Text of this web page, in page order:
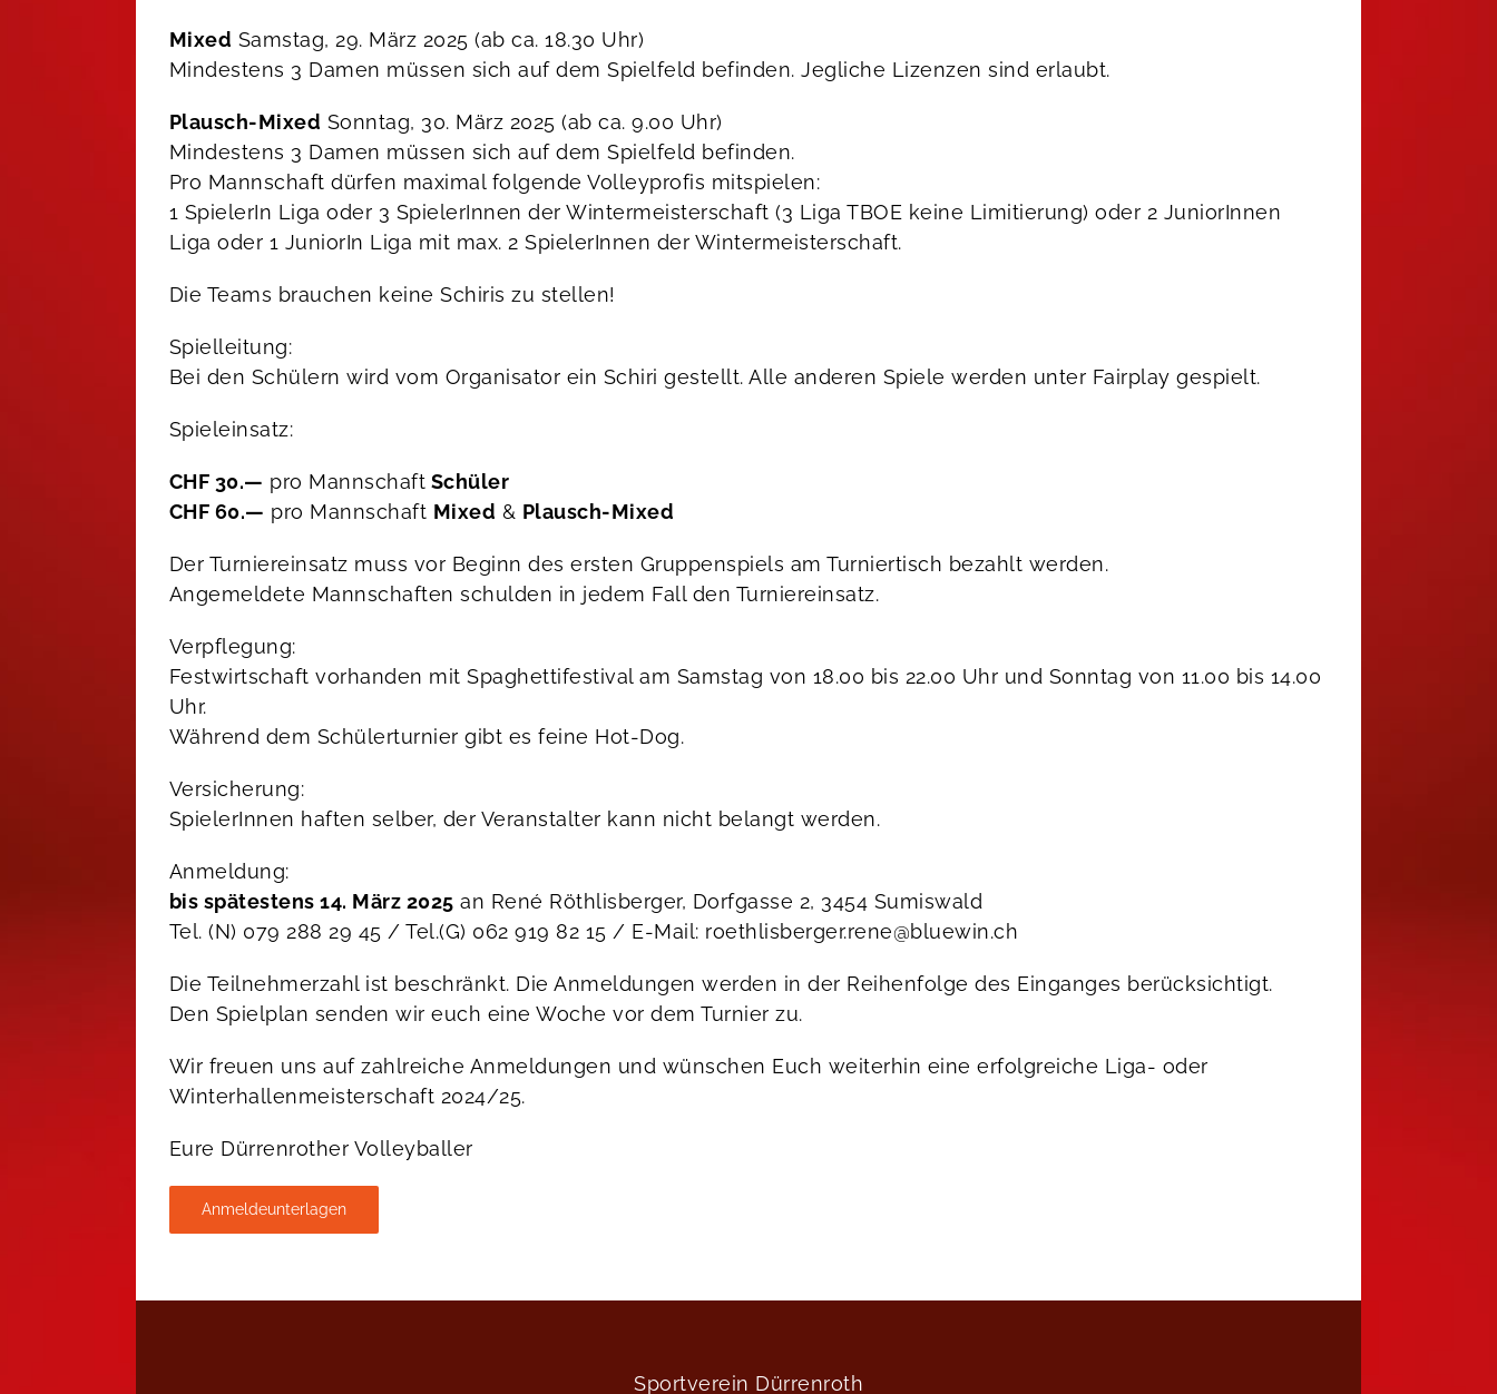
Mixed Samstag, 29. März 2025 (ab ca. 18.30 Uhr)
Mindestens 3 Damen müssen sich auf dem Spielfeld befinden. Jegliche Lizenzen sind erlaubt.
Plausch-Mixed Sonntag, 30. März 2025 (ab ca. 9.00 Uhr)
Mindestens 3 Damen müssen sich auf dem Spielfeld befinden.
Pro Mannschaft dürfen maximal folgende Volleyprofis mitspielen:
1 SpielerIn Liga oder 3 SpielerInnen der Wintermeisterschaft (3 Liga TBOE keine Limitierung) oder 2 JuniorInnen
Liga oder 1 JuniorIn Liga mit max. 2 SpielerInnen der Wintermeisterschaft.
Die Teams brauchen keine Schiris zu stellen!
Spielleitung:
Bei den Schülern wird vom Organisator ein Schiri gestellt. Alle anderen Spiele werden unter Fairplay gespielt.
Spieleinsatz:
CHF 30.— pro Mannschaft Schüler
CHF 60.— pro Mannschaft Mixed & Plausch-Mixed
Der Turniereinsatz muss vor Beginn des ersten Gruppenspiels am Turniertisch bezahlt werden.
Angemeldete Mannschaften schulden in jedem Fall den Turniereinsatz.
Verpflegung:
Festwirtschaft vorhanden mit Spaghettifestival am Samstag von 18.00 bis 22.00 Uhr und Sonntag von 11.00 bis 14.00
Uhr.
Während dem Schülerturnier gibt es feine Hot-Dog.
Versicherung:
SpielerInnen haften selber, der Veranstalter kann nicht belangt werden.
Anmeldung:
bis spätestens 14. März 2025 an René Röthlisberger, Dorfgasse 2, 3454 Sumiswald
Tel. (N) 079 288 29 45 / Tel.(G) 062 919 82 15 / E-Mail: roethlisberger.rene@bluewin.ch
Die Teilnehmerzahl ist beschränkt. Die Anmeldungen werden in der Reihenfolge des Einganges berücksichtigt.
Den Spielplan senden wir euch eine Woche vor dem Turnier zu.
Wir freuen uns auf zahlreiche Anmeldungen und wünschen Euch weiterhin eine erfolgreiche Liga- oder
Winterhallenmeisterschaft 2024/25.
Eure Dürrenrother Volleyballer
Anmeldeunterlagen
Sportverein Dürrenroth